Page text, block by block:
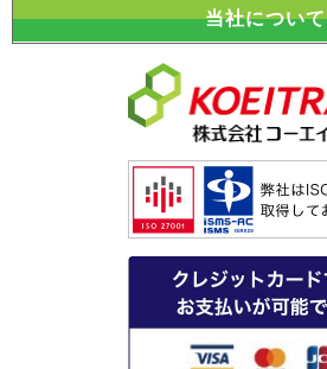
当社について